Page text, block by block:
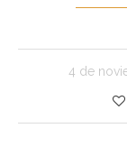
4 de